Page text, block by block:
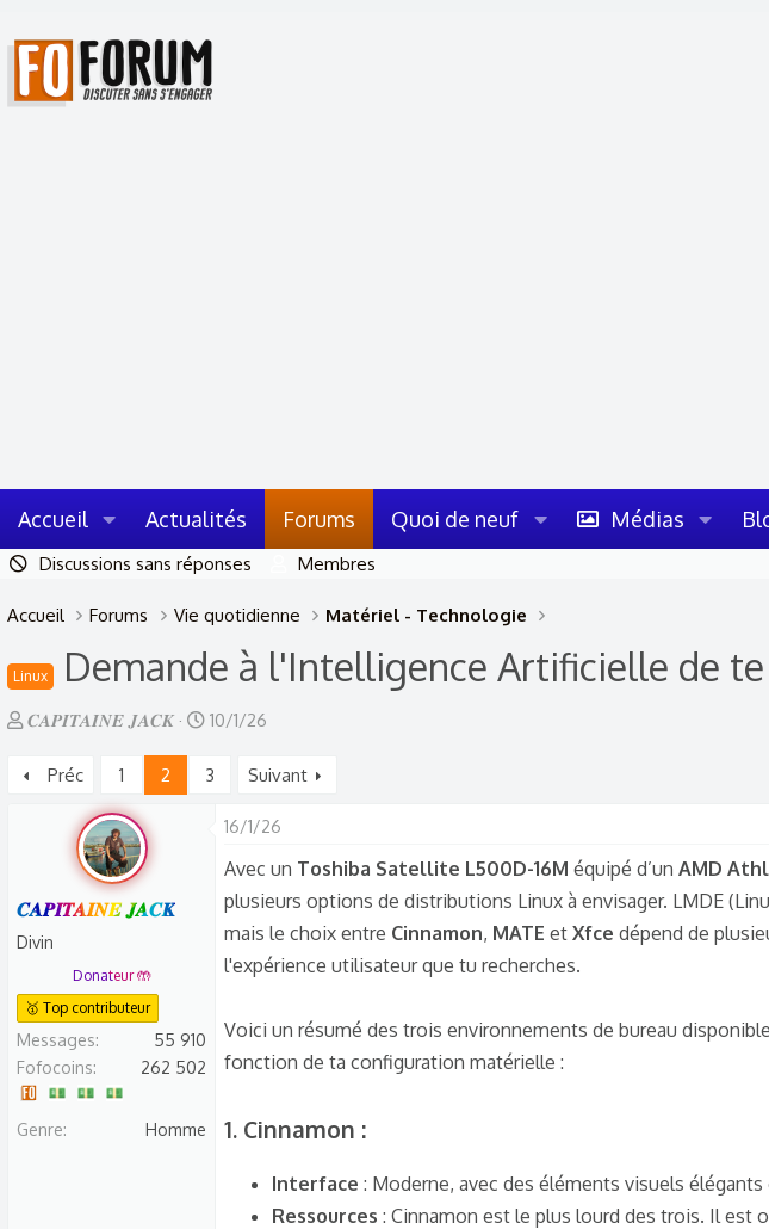
Accueil Actualités Forums Quoi de neuf Médias
Discussions sans réponses Membres
Accueil Forums Vie quotidienne Matériel - Technologie
Linux Demande à l'Intelligence Artificielle de
A
t
d
d
i
s
c
u
𝑪𝑨𝑷𝑰𝑻𝑨𝑰𝑵𝑬 𝑱𝑨𝑪𝑲
D
t
10/1/26
Préc 1 2 3 Suivant
𝑪𝑨𝑷𝑰𝑻𝑨𝑰𝑵𝑬 𝑱𝑨𝑪𝑲
Divin
Donateur 🤲
🥇 Top contributeur
Messages
55 910
Fofocoins
262 502
Genre Homme
16/1/26
Avec un Toshiba Satellite L500D-16M équipé d’un AMD
plusieurs options de distributions Linux à envisager. LMDE
mais le choix entre Cinnamon, MATE et Xfce dépend de
l'expérience utilisateur que tu recherches.
Voici un résumé des trois environnements de bureau
fonction de ta configuration matérielle :
1. Cinnamon :​
Interface : Moderne, avec des éléments visuels
Ressources : Cinnamon est le plus lourd des trois. Il est